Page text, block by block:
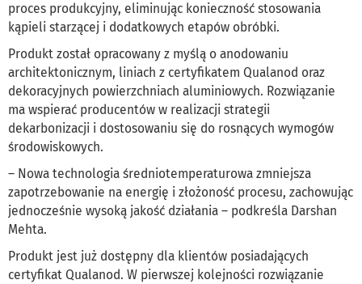
proces produkcyjny, eliminując konieczność stosowania
kąpieli starzącej i dodatkowych etapów obróbki.
Produkt został opracowany z myślą o anodowaniu
architektonicznym, liniach z certyfikatem Qualanod oraz
dekoracyjnych powierzchniach aluminiowych. Rozwiązanie
ma wspierać producentów w realizacji strategii
dekarbonizacji i dostosowaniu się do rosnących wymogów
środowiskowych.
– Nowa technologia średniotemperaturowa zmniejsza
zapotrzebowanie na energię i złożoność procesu, zachowując
jednocześnie wysoką jakość działania – podkreśla Darshan
Mehta.
Produkt jest już dostępny dla klientów posiadających
certyfikat Qualanod. W pierwszej kolejności rozwiązanie